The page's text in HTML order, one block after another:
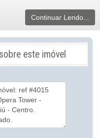
Continuar Lendo...
este imóvel